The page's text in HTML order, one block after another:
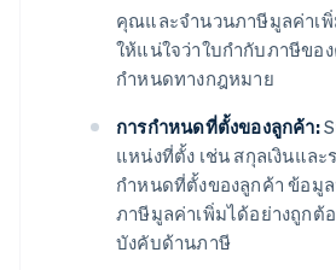
คุณและจํานวนภาษีมูลค่าเพิ่
ให้แน่ใจว่าใบกำกับภาษีขอ
กําหนดทางกฎหมาย
การกําหนดที่ตั้งของลูกค้า:
แหน่งที่ตั้ง เช่น สกุลเงินแล
กําหนดที่ตั้งของลูกค้า ข้อมู
ภาษีมูลค่าเพิ่มได้อย่างถูกต้
บังคับด้านภาษี